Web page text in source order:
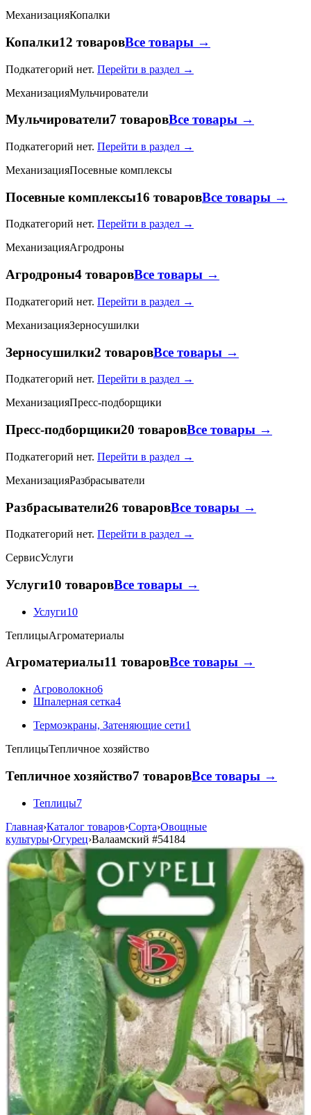
МеханизацияКопалки
Копалки12 товаровВсе товары →
Подкатегорий нет. Перейти в раздел →
МеханизацияМульчирователи
Мульчирователи7 товаровВсе товары →
Подкатегорий нет. Перейти в раздел →
МеханизацияПосевные комплексы
Посевные комплексы16 товаровВсе товары →
Подкатегорий нет. Перейти в раздел →
МеханизацияАгродроны
Агродроны4 товаровВсе товары →
Подкатегорий нет. Перейти в раздел →
МеханизацияЗерносушилки
Зерносушилки2 товаровВсе товары →
Подкатегорий нет. Перейти в раздел →
МеханизацияПресс-подборщики
Пресс-подборщики20 товаровВсе товары →
Подкатегорий нет. Перейти в раздел →
МеханизацияРазбрасыватели
Разбрасыватели26 товаровВсе товары →
Подкатегорий нет. Перейти в раздел →
СервисУслуги
Услуги10 товаровВсе товары →
Услуги10
ТеплицыАгроматериалы
Агроматериалы11 товаровВсе товары →
Агроволокно6
Шпалерная сетка4
Термоэкраны, Затеняющие сети1
ТеплицыТепличное хозяйство
Тепличное хозяйство7 товаровВсе товары →
Теплицы7
Главная›Каталог товаров›Сорта›Овощные
культуры›Огурец›Валаамский #54184